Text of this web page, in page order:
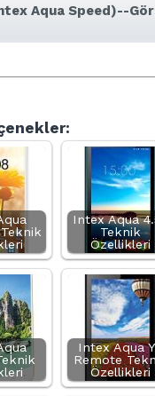
Aqua Speed)--
Intex Aqua
Teknik
Özellikleri
Intex Aqua
Remote
Özellikleri